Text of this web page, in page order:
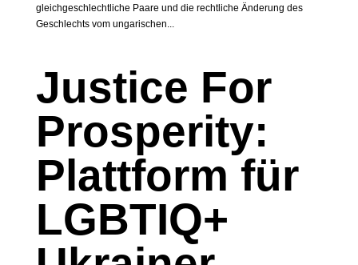
gleichgeschlechtliche Paare und die rechtliche Änderung des
Geschlechts vom ungarischen...
Justice For
Prosperity:
Plattform für
LGBTIQ+